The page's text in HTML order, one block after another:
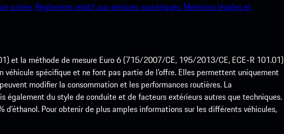
privée. Règlement relatif aux services numériques. Mentions légales et
et la méthode de mesure Euro 6 (715/2007/CE, 195/2013/CE, ECE-R 101.01)
véhicule spécifique et ne font pas partie de l’offre. Elles permettent uniquement
modifier la consommation et les performances routières. La
également du style de conduite et de facteurs extérieurs autres que techniques.
Pour obtenir de plus amples informations sur les différents véhicules,